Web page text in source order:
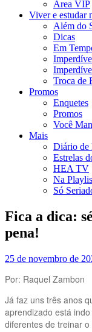
Área VIP
Viver e estudar
Além do
Dicas
Em
Troca de
Promos
Enquetes
Promos
Você
Mais
Diário de
Estrelas
HEA TV
Na
Só
Fica a dica:
pena!
25 de novembro de
Por: Raquel Zambon
Já faz uns três anos
aprendizado está
diferentes de treinar